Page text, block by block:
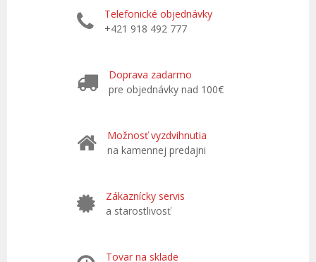
Telefonické objednávky
+421 918 492 777
Doprava zadarmo
pre objednávky nad 100€
Možnosť vyzdvihnutia
na kamennej predajni
Zákaznícky servis
a starostlivosť
Tovar na sklade